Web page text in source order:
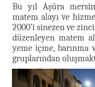
Bu yıl Aşûra
matem alayı ve
2000’i sinezen ve
düzenleyen matem
yeme içme,
gruplarından